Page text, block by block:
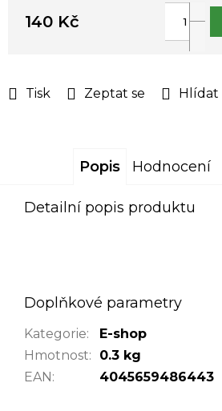
Tisk Zeptat se Hlídat
140 Kč
Popis Hodnocení
Detailní popis produktu
Doplňkové parametry
Kategorie:
E-shop
Hmotnost:
0.3 kg
EAN: 4045659486443